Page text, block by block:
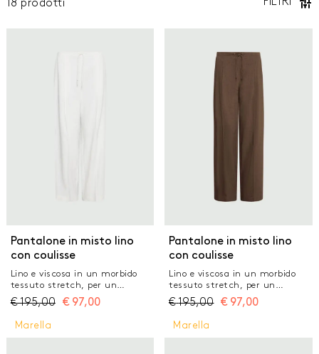
GIACCHE
TOP E T-SHIRT
18 prodotti
Pantalone in misto lino
con coulisse
Lino e viscosa in un morbido
tessuto stretch, per un
pantalone che fa dello stile
casual il suo stendardo.
Perfetto per l'ufficio, per i
momenti off duty, per le uscite
€ 195,00 € 97,00
Pantalone in misto lino
con coulisse
Lino e viscosa in un morbido
tessuto stretch, per un
pantalone che fa dello stile
casual il suo stendardo.
Perfetto per l'ufficio, per i
momenti off duty, per le uscite
€ 195,00 € 97,00
Marella Marella